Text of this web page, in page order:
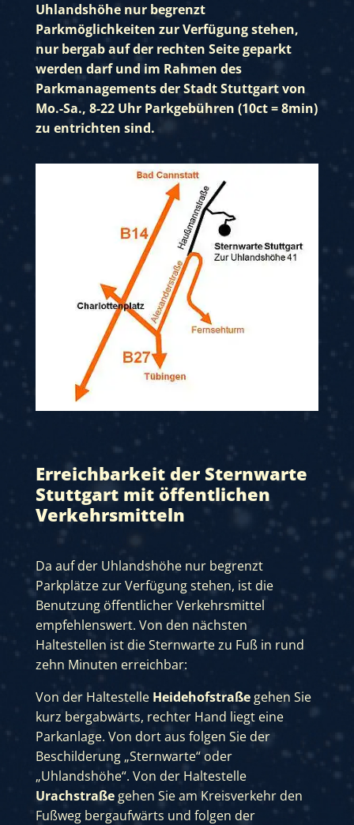
Uhlandshöhe nur begrenzt
Parkmöglichkeiten zur Verfügung stehen,
nur bergab auf der rechten Seite geparkt
werden darf und im Rahmen des
Parkmanagements der Stadt Stuttgart von
Mo.-Sa., 8-22 Uhr Parkgebühren (10ct = 8min)
zu entrichten sind.
Erreichbarkeit der Sternwarte
Stuttgart mit öffentlichen
Verkehrsmitteln
Da auf der Uhlandshöhe nur begrenzt
Parkplätze zur Verfügung stehen, ist die
Benutzung öffentlicher Verkehrsmittel
empfehlenswert. Von den nächsten
Haltestellen ist die Sternwarte zu Fuß in rund
zehn Minuten erreichbar:
Von der Haltestelle Heidehofstraße gehen Sie
kurz bergabwärts, rechter Hand liegt eine
Parkanlage. Von dort aus folgen Sie der
Beschilderung „Sternwarte“ oder
„Uhlandshöhe“. Von der Haltestelle
Urachstraßegehen Sie am Kreisverkehr den
Fußweg bergaufwärts und folgen der